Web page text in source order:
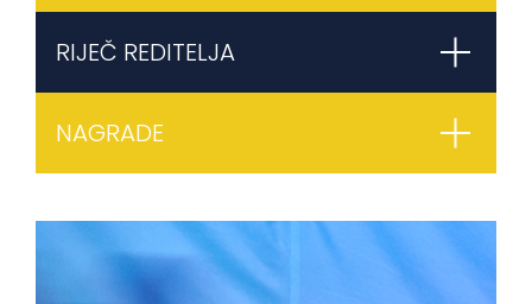
RIJEČ REDITELJA
NAGRADE